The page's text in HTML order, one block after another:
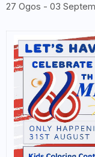
27 Ogos - 03